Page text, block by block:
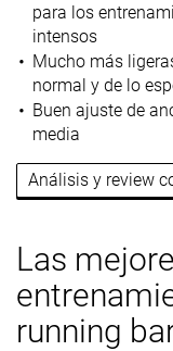
para los
intensos
Mucho más
normal y de lo
Buen ajuste de
media
Análisis y review
Las
running